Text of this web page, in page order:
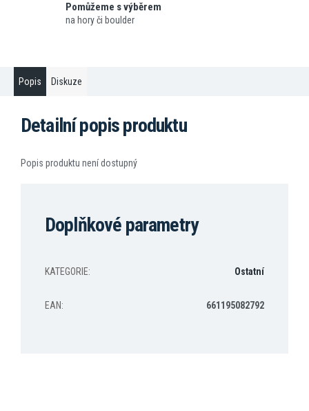
Pomůžeme s výběrem
na hory či boulder
Popis Diskuze
Detailní popis produktu
Popis produktu není dostupný
Doplňkové parametry
KATEGORIE: Ostatní
EAN: 661195082792